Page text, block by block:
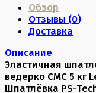
Обзор
Отзывы (0)
Доставка
Описание
Эластичная
ведерко CMC 5 кг
Шпатлёвка PS-